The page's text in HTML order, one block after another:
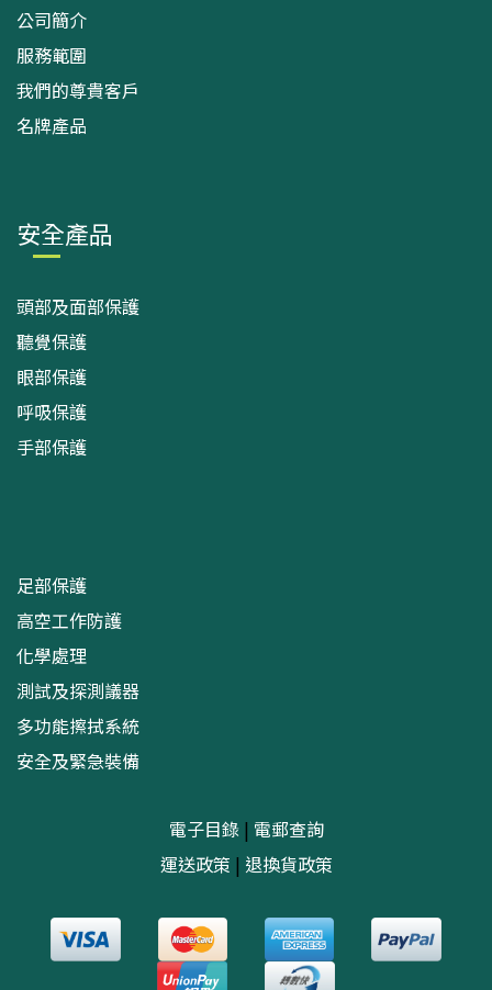
公司簡介
服務範圍
我們的尊貴客戶
名牌產品
安全產品
頭部及面部保護
聽覺保護
眼部保護
呼吸保護
手部保護
足部保護
高空工作防護
化學處理
測試及探測議器
多功能擦拭系統
安全及緊急裝備
電子目錄| 電郵查詢
運送政策 | 退換貨政策